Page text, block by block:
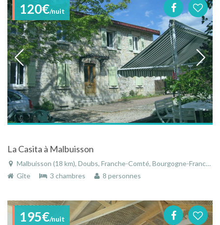
120€/nuit
La Casita à Malbuisson
Malbuisson (18 km), Doubs, Franche-Comté, Bourgogne-Franche-Comté, France
Gîte
3 chambres 8 personnes
195€/nuit